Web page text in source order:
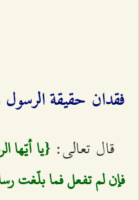
فقدان حقيقة الرسول
قال تعالى:{يا أيّها
فإن لم تفعل فما بلّغت